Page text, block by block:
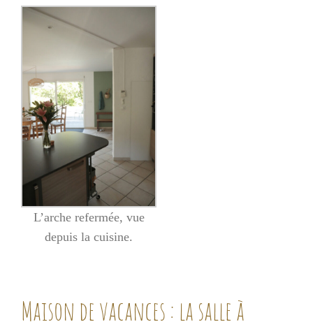
L’arche refermée, vue
depuis la cuisine.
Maison de vacances : la salle à